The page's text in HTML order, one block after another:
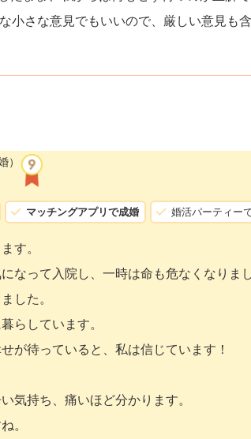
小さな意見でもいいので、厳しい意見も
）
マッチングアプリで成婚 婚活パーティー
す。
なって入院し、一時は命も危なくなりまし
した。
らしています。
が待っていると、私は信じています！
気持ち、痛いほど分かります。
。